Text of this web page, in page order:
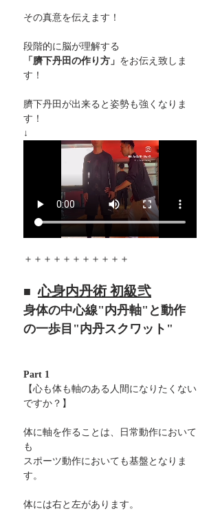
その真意を伝えます！
段階的に脳が理解する
「臍下丹田の作り方」 をお伝え致しま
す！
臍下丹田が出来ると姿勢も強くなりま
す！
↓
＋＋＋＋＋＋＋＋＋＋＋
■ 心身内丹術 初級弐
身体の中心線"内丹軸"と動作
の一歩目"内丹スクワット"
Part 1
【心も体も軸のある人間になりたくない
ですか？】
体に軸を作ることは、日常動作において
も
スポーツ動作においても基盤となりま
す。
体には右と左があります。